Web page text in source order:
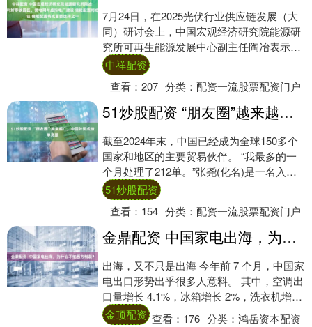
7月24日，在2025光伏行业供应链发展（大
同）研讨会上，中国宏观经济研究院能源研
究所可再生能源发展中心副主任陶冶表示，
今年5月，国家出台首个绿电直连框架规
则，....
中祥配资
查看：207 分类：配资一流股票配资门户
51炒股配资 “朋友圈”越来越广，中国外贸成绩单亮眼
截至2024年末，中国已经成为全球150多个
国家和地区的主要贸易伙伴。 “我最多的一
个月处理了212单。”张尧(化名)是一名入行
不久的外贸单证员，主要负责泰国、....
51炒股配资
查看： 154 分类：配资一流股票配资门户
金鼎配资 中国家电出海，为什么不怕西方制裁？
出海，又不只是出海 今年前 7 个月，中国家
电出口形势出乎很多人意料。 其中，空调出
口量增长 4.1%，冰箱增长 2%，洗衣机增长
5.3% 还有数据显示，今年....
金顶配资 查看： 176 分类：鸿岳资本配资